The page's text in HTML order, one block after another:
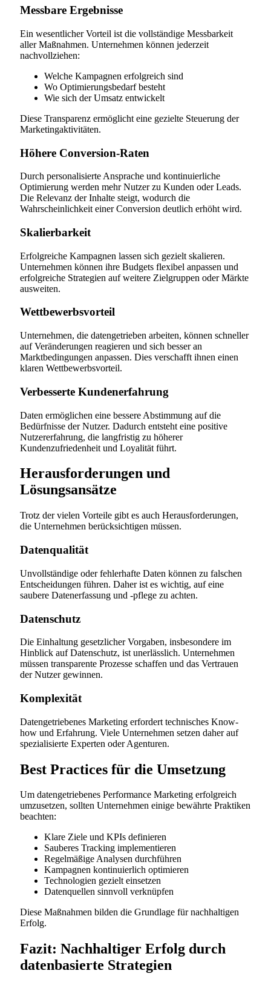
Messbare Ergebnisse
Ein wesentlicher Vorteil ist die vollständige Messbarkeit
aller Maßnahmen. Unternehmen können jederzeit
nachvollziehen:
Welche Kampagnen erfolgreich sind
Wo Optimierungsbedarf besteht
Wie sich der Umsatz entwickelt
Diese Transparenz ermöglicht eine gezielte Steuerung der
Marketingaktivitäten.
Höhere Conversion-Raten
Durch personalisierte Ansprache und kontinuierliche
Optimierung werden mehr Nutzer zu Kunden oder Leads.
Die Relevanz der Inhalte steigt, wodurch die
Wahrscheinlichkeit einer Conversion deutlich erhöht wird.
Skalierbarkeit
Erfolgreiche Kampagnen lassen sich gezielt skalieren.
Unternehmen können ihre Budgets flexibel anpassen und
erfolgreiche Strategien auf weitere Zielgruppen oder Märkte
ausweiten.
Wettbewerbsvorteil
Unternehmen, die datengetrieben arbeiten, können schneller
auf Veränderungen reagieren und sich besser an
Marktbedingungen anpassen. Dies verschafft ihnen einen
klaren Wettbewerbsvorteil.
Verbesserte Kundenerfahrung
Daten ermöglichen eine bessere Abstimmung auf die
Bedürfnisse der Nutzer. Dadurch entsteht eine positive
Nutzererfahrung, die langfristig zu höherer
Kundenzufriedenheit und Loyalität führt.
Herausforderungen und
Lösungsansätze
Trotz der vielen Vorteile gibt es auch Herausforderungen,
die Unternehmen berücksichtigen müssen.
Datenqualität
Unvollständige oder fehlerhafte Daten können zu falschen
Entscheidungen führen. Daher ist es wichtig, auf eine
saubere Datenerfassung und -pflege zu achten.
Datenschutz
Die Einhaltung gesetzlicher Vorgaben, insbesondere im
Hinblick auf Datenschutz, ist unerlässlich. Unternehmen
müssen transparente Prozesse schaffen und das Vertrauen
der Nutzer gewinnen.
Komplexität
Datengetriebenes Marketing erfordert technisches Know-
how und Erfahrung. Viele Unternehmen setzen daher auf
spezialisierte Experten oder Agenturen.
Best Practices für die Umsetzung
Um datengetriebenes Performance Marketing erfolgreich
umzusetzen, sollten Unternehmen einige bewährte Praktiken
beachten:
Klare Ziele und KPIs definieren
Sauberes Tracking implementieren
Regelmäßige Analysen durchführen
Kampagnen kontinuierlich optimieren
Technologien gezielt einsetzen
Datenquellen sinnvoll verknüpfen
Diese Maßnahmen bilden die Grundlage für nachhaltigen
Erfolg.
Fazit: Nachhaltiger Erfolg durch
datenbasierte Strategien